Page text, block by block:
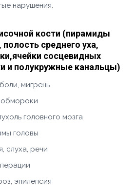
нарушения.
кости (пирамиды
среднего уха,
сосцевидных
и полукружные канальцы)
мигрень
обмороки
головного мозга
головы
слуха, речи
эпилепсия